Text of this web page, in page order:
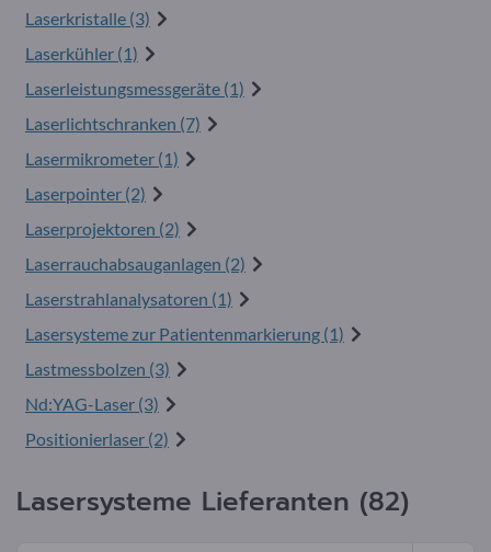
Laserkristalle (3)
Laserkühler (1)
Laserleistungsmessgeräte (1)
Laserlichtschranken (7)
Lasermikrometer (1)
Laserpointer (2)
Laserprojektoren (2)
Laserrauchabsauganlagen (2)
Laserstrahlanalysatoren (1)
Lasersysteme zur Patientenmarkierung (1)
Lastmessbolzen (3)
Nd:YAG-Laser (3)
Positionierlaser (2)
Lasersysteme Lieferanten (82)